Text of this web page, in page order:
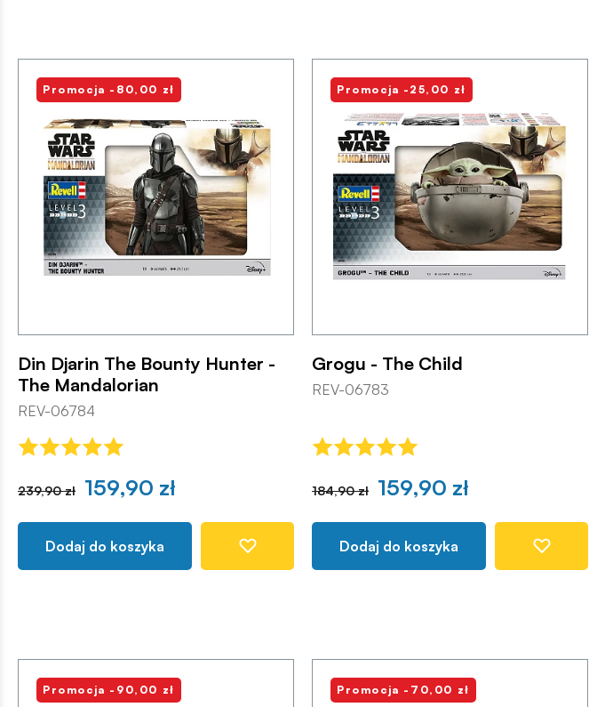
Promocja -80,00 zł
Din Djarin The Bounty Hunter -
The Mandalorian
REV-06784
239,90 zł 159,90 zł
Dodaj do koszyka
Promocja -25,00 zł
Grogu - The Child
REV-06783
184,90 zł 159,90 zł
Dodaj do koszyka
Promocja -90,00 zł Promocja -70,00 zł